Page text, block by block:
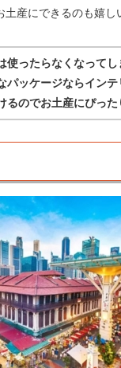
土産にできるのも嬉し
使ったらなくなってし
パッケージならイン
るのでお土産にぴった